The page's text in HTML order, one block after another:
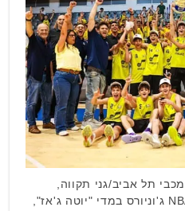
תל אביב/גני תקווה,
שמשחקת במסגרת ליגת ה-NBA ג'וניורס במדי "יוטה ג'אז",